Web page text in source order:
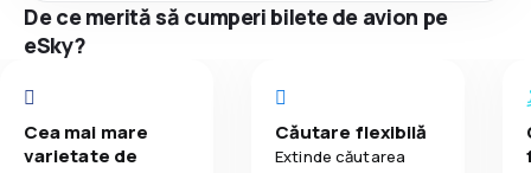
De ce merită să cumperi bilete de avion pe
eSky?
Cea mai mare
varietate de
Căutare flexibilă
Extinde căutarea